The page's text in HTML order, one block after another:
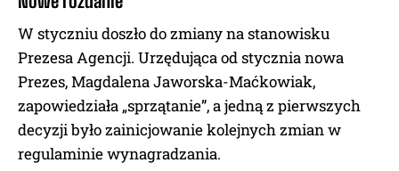
Przeczytałem i akceptuję
W styczniu doszło do zmiany na stanowisku
Prezesa Agencji. Urzędująca od stycznia nowa
Prezes, Magdalena Jaworska-Maćkowiak,
zapowiedziała „sprzątanie”, a jedną z pierwszych
decyzji było zainicjowanie kolejnych zmian w
regulaminie wynagradzania.